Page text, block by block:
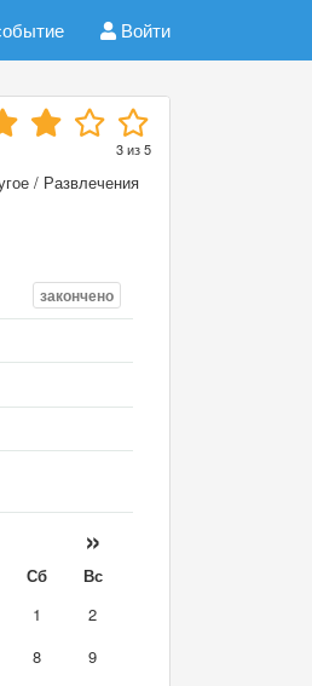
Войти
3из5
/ Развлечения
закончено
»
Сб
Вс
1
2
8
9